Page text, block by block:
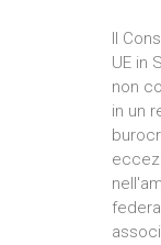
Il
UE in
non
in un